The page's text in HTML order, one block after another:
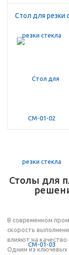
Стол для резки
Столы для
В современном
скорость
влияют на
Одним из ключевых